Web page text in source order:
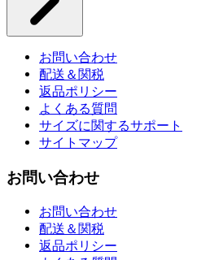
お問い合わせ
配送＆関税
返品ポリシー
よくある質問
サイズに関するサポート
サイトマップ
お問い合わせ
お問い合わせ
配送＆関税
返品ポリシー